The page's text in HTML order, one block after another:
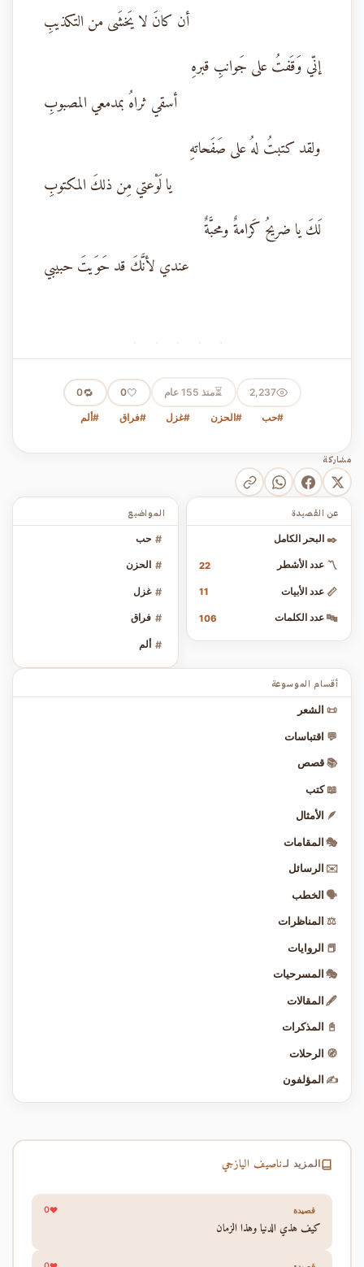
أن كانَ لا يَخشَى من التكذيبِ
إنّي وَقَفتُ على جَوانبِ قبرهِ
أسقي ثراهُ بمدمعي المصبوبِ
ولقد كتبتُ لهُ على صَفَحاتهِ
يا لَوْعتي مِن ذلكَ المكتوبِ
لَكَ يا ضريحُ كَرامةٌ ومحبَّةٌ
عندي لأنَّكَ قد حَوَيتَ حبيبي
· · · · ·
2,237
⏳منذ 155 عام 🤍
0
🔁
0
#حب #الحزن #غزل #فراق #ألم
مشاركة
المواضيع
# حب
# الحزن
# غزل
# فراق
# ألم
عن القصيدة
✒️ البحر الكامل
〽️ عدد الأشطر 22
📏 عدد الأبيات 11
🔤 عدد الكلمات 106
أقسام الموسوعة
📜 الشعر
💬 اقتباسات
📚 قصص
📖 كتب
🪶 الأمثال
🎭 المقامات
✉️ الرسائل
🗣️ الخطب
⚖️ المناظرات
📕 الروايات
🎭 المسرحيات
🖋️ المقالات
📓 المذكرات
🧭 الرحلات
✍️ المؤلفون
المزيد لـناصيف اليازجي
قصيدة 0
كيف هذي الدنيا وهذا الزمان